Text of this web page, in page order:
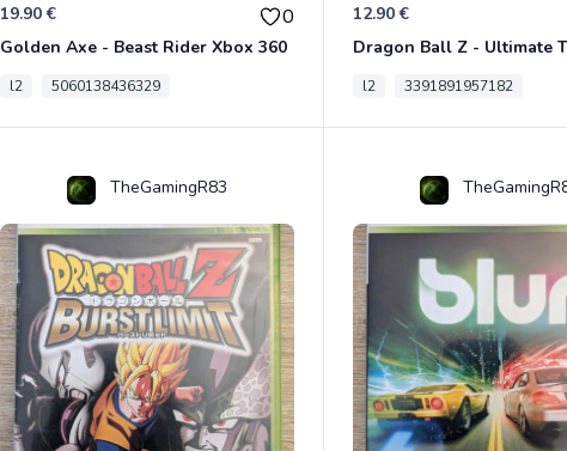
19.90 € 0
Golden Axe - Beast Rider Xbox 360
l2 5060138436329
12.90 €
l2 3391891957182
TheGamingR83